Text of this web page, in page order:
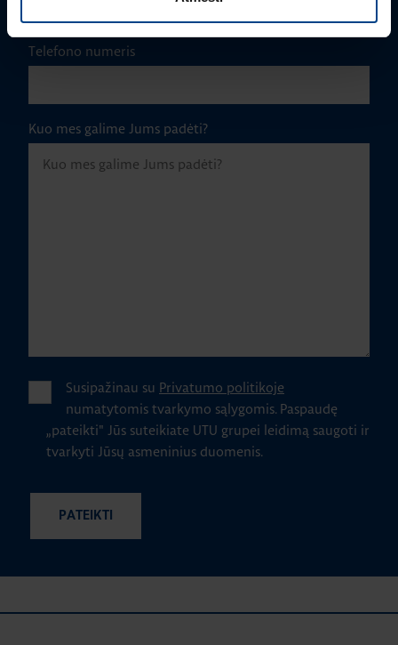
Telefono numeris
Kuo mes galime Jums padėti?
Susipažinau su Privatumo politikoje
numatytomis tvarkymo sąlygomis. Paspaudę
„pateikti" Jūs suteikiate UTU grupei leidimą saugoti ir
tvarkyti Jūsų asmeninius duomenis.